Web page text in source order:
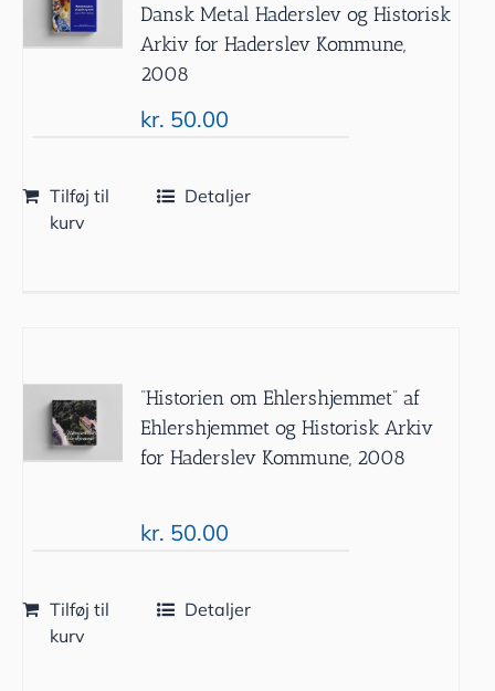
Dansk Metal Haderslev og Historisk
Arkiv for Haderslev Kommune,
2008
kr. 50.00
Tilføj til
kurv
Detaljer
”Historien om Ehlershjemmet” af
Ehlershjemmet og Historisk Arkiv
for Haderslev Kommune, 2008
kr. 50.00
Tilføj til
kurv
Detaljer